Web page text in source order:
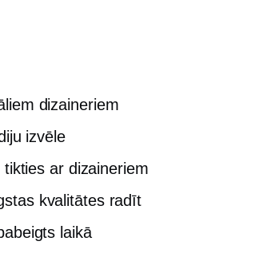
dizaineriem
izvēle
ar dizaineriem
kvalitātesradīt
laikā